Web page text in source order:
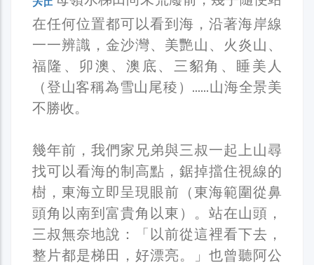
在任何位置都可以看到海，沿著海岸線
一一辨識，金沙灣、美艷山、火炎山、
福隆、卯澳、澳底、三貂角、睡美人
（登山客稱為雪山尾稜）…...山海全景美
不勝收。
幾年前，我們家兄弟與三叔一起上山尋
找可以看海的制高點，鋸掉擋住視線的
樹，東海立即呈現眼前（東海範圍從鼻
頭角以南到富貴角以東）。站在山頭，
三叔無奈地說：「以前從這裡看下去，
整片都是梯田，好漂亮。」也曾聽阿公